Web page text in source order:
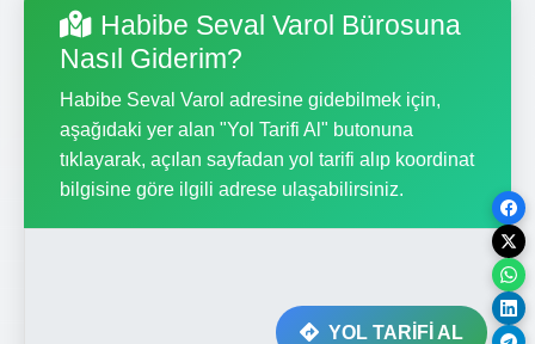
Habibe Seval Varol Bürosuna
Nasıl Giderim?
Habibe Seval Varol adresine gidebilmek için,
aşağıdaki yer alan "Yol Tarifi Al" butonuna
tıklayarak, açılan sayfadan yol tarifi alıp koordinat
bilgisine göre ilgili adrese ulaşabilirsiniz.
YOL TARİFİ AL